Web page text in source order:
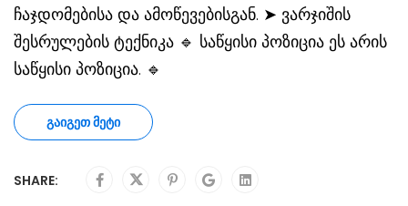
ჩაჯდომებისა და ამოწევებისგან. ➤ ვარჯიშის
შესრულების ტექნიკა 🔹 საწყისი პოზიცია ეს არის
საწყისი პოზიცია. 🔹
ᲒᲐᲘᲒᲔᲗ ᲛᲔᲢᲘ
SHARE: